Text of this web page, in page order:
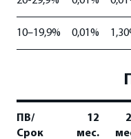
10–19,9% 0,01%
ПВ/
Срок
12
мес.